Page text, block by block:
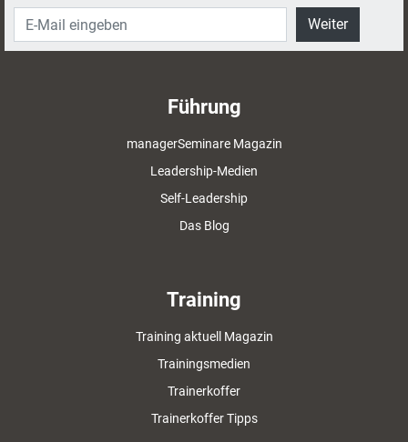
Weiter
Führung
managerSeminare Magazin
Leadership-Medien
Self-Leadership
Das Blog
Training
Training aktuell Magazin
Trainingsmedien
Trainerkoffer
Trainerkoffer Tipps